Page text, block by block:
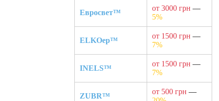
Евросвет™
от 3000 грн —
5%
ELKOep™
от 1500 грн —
7%
INELS™
от 1500 грн —
7%
ZUBR™
от 500 грн —